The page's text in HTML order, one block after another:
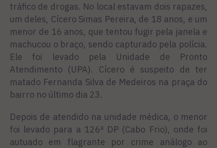
tráfico de drogas. No local estavam dois rapazes,
um deles, Cícero Simas Pereira, de 18 anos, e um
menor de 16 anos, que tentou fugir pela janela e
machucou o braço, sendo capturado pela polícia.
Ele foi levado pela Unidade de Pronto
Atendimento (UPA). Cícero é suspeito de ter
matado Fernanda Silva de Medeiros na praça do
bairro no último dia 23.
Depois de atendido na unidade médica, o menor
foi levado para a 126ª DP (Cabo Frio), onde foi
autuado em flagrante por crime análogo ao